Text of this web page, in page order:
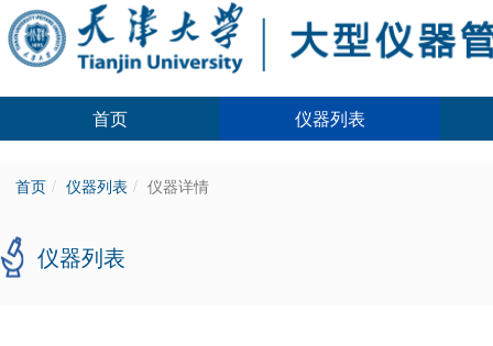
首页 仪器列表
首页 仪器列表 仪器详情
仪器列表